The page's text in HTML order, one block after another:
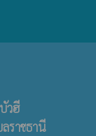
วฮี
ราชธานี